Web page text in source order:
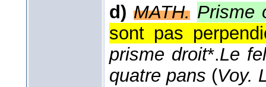
d) MATH. Prisme
sont pas
prisme droit*.Le
quatre pans (Voy.